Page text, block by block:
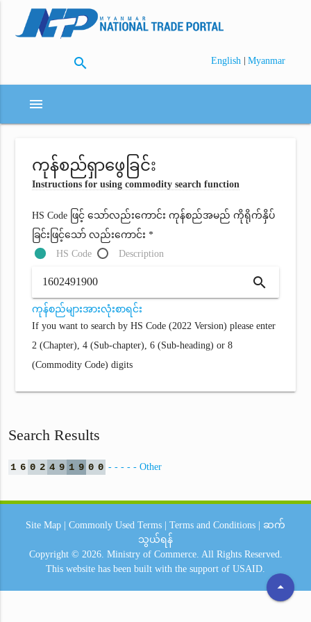
search English | Myanmar
menu
ကုန်စည်ရှာဖွေခြင်း
Instructions for using commodity search function
HS Code ဖြင့် သော်လည်းကောင်း ကုန်စည်အမည် ကိုရိုက်နှိပ်
ခြင်းဖြင့်သော် လည်းကောင်း *
HS Code
Description
search
ကုန်စည်များအားလုံးစာရင်း
If you want to search by HS Code (2022 Version) please enter
2 (Chapter), 4 (Sub-chapter), 6 (Sub-heading) or 8
(Commodity Code) digits
Search Results
1 6 0 2 4 9 1 9 0 0 - - - - - Other
arrow_drop_up
Site Map Commonly Used Terms Terms and Conditions
ဆက်
သွယ်ရန်
Copyright © 2026. Ministry of Commerce. All Rights Reserved.
This website has been built with the support of USAID.